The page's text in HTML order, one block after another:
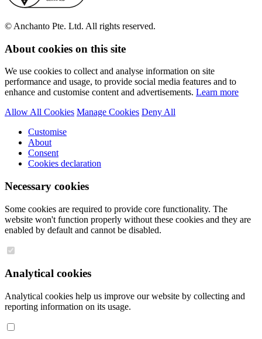
© Anchanto Pte. Ltd. All rights reserved.
About cookies on this site
We use cookies to collect and analyse information on site
performance and usage, to provide social media features and to
enhance and customise content and advertisements. Learn more
Allow All Cookies Manage Cookies Deny All
Customise
About
Consent
Cookies declaration
Necessary cookies
Some cookies are required to provide core functionality. The
website won't function properly without these cookies and they are
enabled by default and cannot be disabled.
Analytical cookies
Analytical cookies help us improve our website by collecting and
reporting information on its usage.